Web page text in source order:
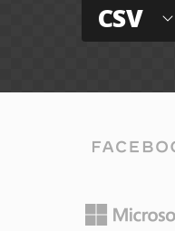
CSV